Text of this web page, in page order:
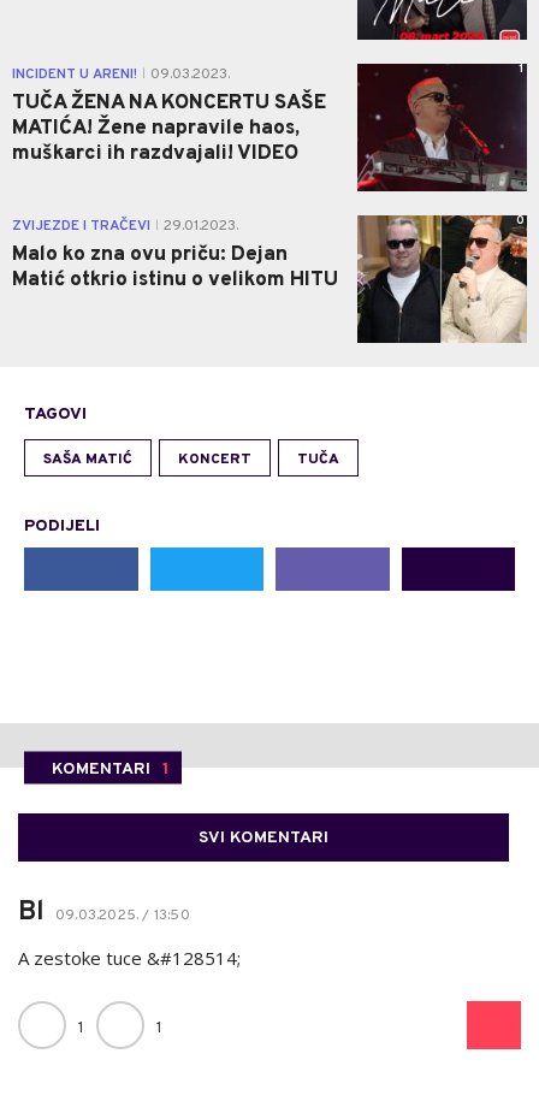
INCIDENT U ARENI! 09.03.2023.
TUČA ŽENA NA KONCERTU SAŠE
MATIĆA! Žene napravile haos,
muškarci ih razdvajali! VIDEO
1
ZVIJEZDE I TRAČEVI 29.01.2023.
Malo ko zna ovu priču: Dejan
Matić otkrio istinu o velikom HITU
0
TAGOVI
SAŠA MATIĆ KONCERT TUČA
PODIJELI
KOMENTARI 1
SVI KOMENTARI
Bl 09.03.2025. / 13:50
A zestoke tuce &#128514;
1 1